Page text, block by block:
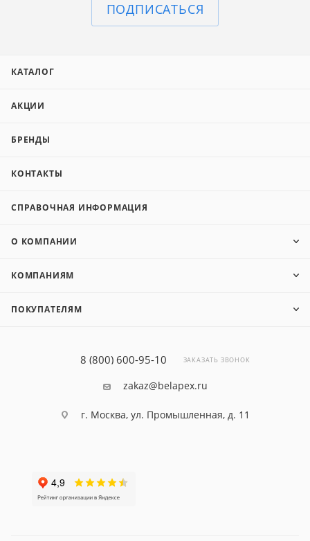
ПОДПИСАТЬСЯ
КАТАЛОГ
АКЦИИ
БРЕНДЫ
КОНТАКТЫ
СПРАВОЧНАЯ ИНФОРМАЦИЯ
О КОМПАНИИ
КОМПАНИЯМ
ПОКУПАТЕЛЯМ
8 (800) 600-95-10 ЗАКАЗАТЬ ЗВОНОК
zakaz@belapex.ru
г. Москва, ул. Промышленная, д. 11